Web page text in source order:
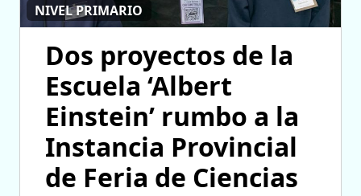
NIVEL PRIMARIO
Dos proyectos de la
Escuela ‘Albert
Einstein’ rumbo a la
Instancia Provincial
de Feria de Ciencias